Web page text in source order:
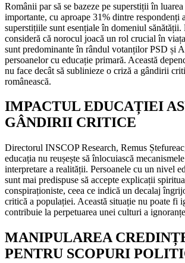
Românii par să se bazeze pe superstiții în
importante, cu aproape 31% dintre respondenți
superstițiile sunt esențiale în domeniul sănătății.
consideră că norocul joacă un rol crucial în
sunt predominante în rândul votanților PSD și
persoanelor cu educație primară. Această
nu face decât să sublinieze o criză a gândirii
românească.
IMPACTUL EDUCAȚIEI
GÂNDIRII CRITICE
Directorul INSCOP Research, Remus
educația nu reușește să înlocuiască
interpretare a realității. Persoanele cu un nivel
sunt mai predispuse să accepte explicații
conspiraționiste, ceea ce indică un decalaj
critică a populației. Această situație nu poate fi
contribuie la perpetuarea unei culturi a
MANIPULAREA
PENTRU SCOPURI